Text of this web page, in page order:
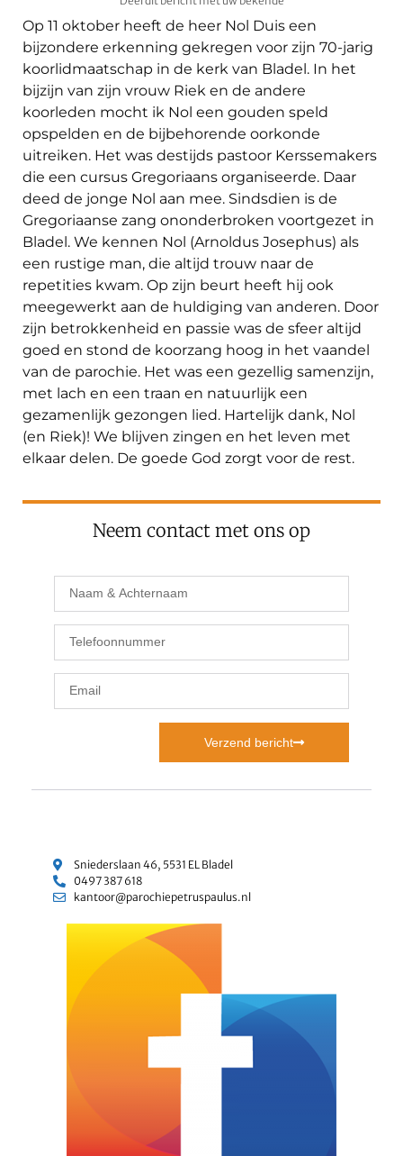
Op 11 oktober heeft de heer Nol Duis een
bijzondere erkenning gekregen voor zijn 70-jarig
koorlidmaatschap in de kerk van Bladel. In het
bijzijn van zijn vrouw Riek en de andere
koorleden mocht ik Nol een gouden speld
opspelden en de bijbehorende oorkonde
uitreiken. Het was destijds pastoor Kerssemakers
die een cursus Gregoriaans organiseerde. Daar
deed de jonge Nol aan mee. Sindsdien is de
Gregoriaanse zang ononderbroken voortgezet in
Bladel. We kennen Nol (Arnoldus Josephus) als
een rustige man, die altijd trouw naar de
repetities kwam. Op zijn beurt heeft hij ook
meegewerkt aan de huldiging van anderen. Door
zijn betrokkenheid en passie was de sfeer altijd
goed en stond de koorzang hoog in het vaandel
van de parochie. Het was een gezellig samenzijn,
met lach en een traan en natuurlijk een
gezamenlijk gezongen lied. Hartelijk dank, Nol
(en Riek)! We blijven zingen en het leven met
elkaar delen. De goede God zorgt voor de rest.
Neem contact met ons op
Verzend bericht
Sniederslaan 46, 5531 EL Bladel
0497 387 618
kantoor@parochiepetruspaulus.nl